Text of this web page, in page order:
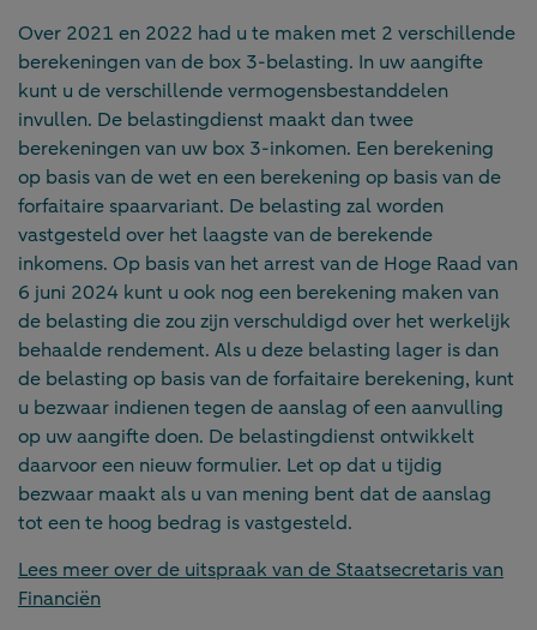
Over 2021 en 2022 had u te maken met 2 verschillende
berekeningen van de box 3-belasting. In uw aangifte
kunt u de verschillende vermogensbestanddelen
invullen. De belastingdienst maakt dan twee
berekeningen van uw box 3-inkomen. Een berekening
op basis van de wet en een berekening op basis van de
forfaitaire spaarvariant. De belasting zal worden
vastgesteld over het laagste van de berekende
inkomens. Op basis van het arrest van de Hoge Raad van
6 juni 2024 kunt u ook nog een berekening maken van
de belasting die zou zijn verschuldigd over het werkelijk
behaalde rendement. Als u deze belasting lager is dan
de belasting op basis van de forfaitaire berekening, kunt
u bezwaar indienen tegen de aanslag of een aanvulling
op uw aangifte doen. De belastingdienst ontwikkelt
daarvoor een nieuw formulier. Let op dat u tijdig
bezwaar maakt als u van mening bent dat de aanslag
tot een te hoog bedrag is vastgesteld.
Lees meer over de uitspraak van de Staatsecretaris van
Financiën